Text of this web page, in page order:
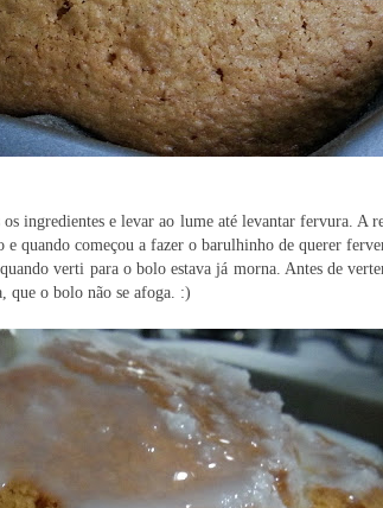
ingredientes e levar ao lume até levantar fervura. A
quando começou a fazer o barulhinho de querer
verti para o bolo estava já morna. Antes de
que o bolo não se afoga. :)